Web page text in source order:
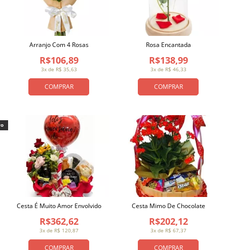
COMPRAR
3x de R$ 35,63
R$106,89
Arranjo Com 4 Rosas
COMPRAR
3x de R$ 46,33
R$138,99
Rosa Encantada
COMPRAR
3x de R$ 120,87
R$362,62
Cesta É Muito Amor Envolvido
COMPRAR
3x de R$ 67,37
R$202,12
Cesta Mimo De Chocolate